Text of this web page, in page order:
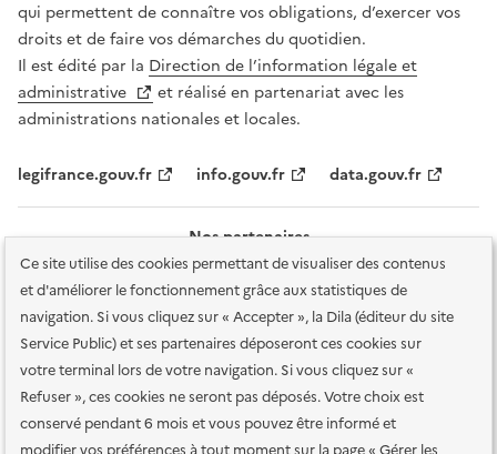
Ce site utilise des cookies permettant de visualiser des contenus
et d'améliorer le fonctionnement grâce aux statistiques de
navigation. Si vous cliquez sur « Accepter », la Dila (éditeur du site
Service Public) et ses partenaires déposeront ces cookies sur
votre terminal lors de votre navigation. Si vous cliquez sur «
Refuser », ces cookies ne seront pas déposés. Votre choix est
conservé pendant 6 mois et vous pouvez être informé et
qui permettent de connaître vos obligations, d’exercer vos
droits et de faire vos démarches du quotidien.
Il est édité par la Direction de l’information légale et
administrative
et réalisé en partenariat avec les
administrations nationales et locales.
legifrance.gouv.fr info.gouv.fr data.gouv.fr
Nos partenaires
Plan du site Accessibilité : totalement conforme
Accessibilité des
services en ligne Mentions légales Données personnelles et sécurité